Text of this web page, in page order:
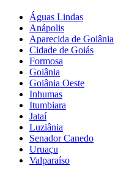
Águas Lindas
Anápolis
Aparecida de Goiânia
Cidade de Goiás
Formosa
Goiânia
Goiânia Oeste
Inhumas
Itumbiara
Jataí
Luziânia
Senador Canedo
Uruaçu
Valparaíso